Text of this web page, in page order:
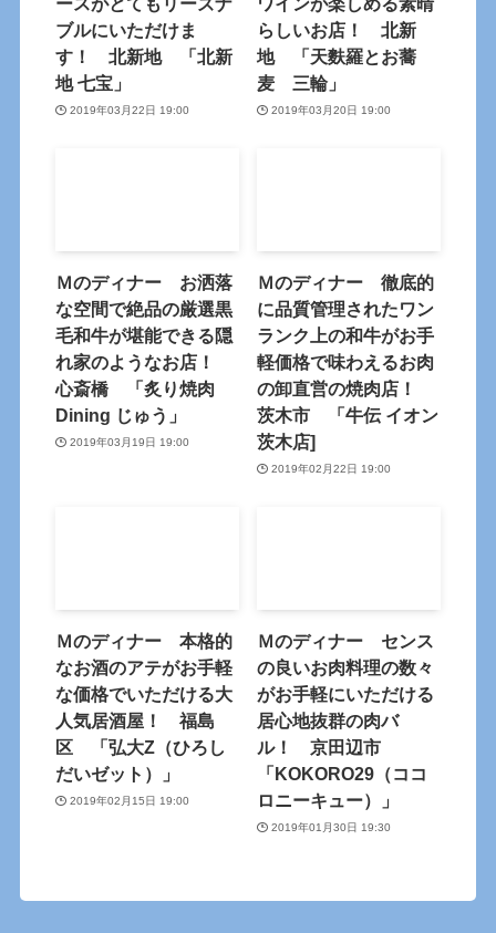
ブルにいただけま
す！ 北新地 「北新
地 七宝」
2019年03月22日 19:00
らしいお店！ 北新
地 「天麩羅とお蕎
麦 三輪」
2019年03月20日 19:00
Ｍのディナー お洒落
な空間で絶品の厳選黒
毛和牛が堪能できる隠
れ家のようなお店！
心斎橋 「炙り焼肉
Dining じゅう」
2019年03月19日 19:00
Ｍのディナー 徹底的
に品質管理されたワン
ランク上の和牛がお手
軽価格で味わえるお肉
の卸直営の焼肉店！
茨木市 「牛伝 イオン
茨木店]
2019年02月22日 19:00
Ｍのディナー 本格的
なお酒のアテがお手軽
な価格でいただける大
人気居酒屋！ 福島
区 「弘大Z（ひろし
だいゼット）」
2019年02月15日 19:00
Ｍのディナー センス
の良いお肉料理の数々
がお手軽にいただける
居心地抜群の肉バ
ル！ 京田辺市
「KOKORO29（ココ
ロニーキュー）」
2019年01月30日 19:30